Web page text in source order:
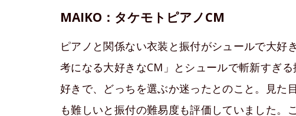
MAIKO：タケモトピアノCM
ピアノと関係ない衣装と振付がシュールで大好
考になる大好きなCM」とシュールで斬新すぎる
好きで、どっちを選ぶか迷ったとのこと。見た
も難しいと振付の難易度も評価していました。